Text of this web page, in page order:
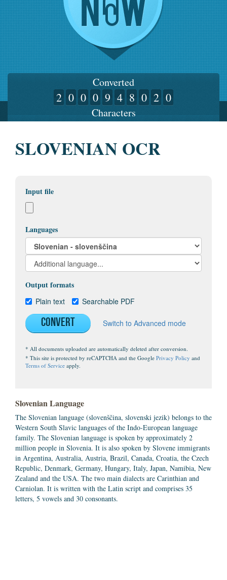
Converted
2 0 0 0 9 4 8 0 2 0
Characters
SLOVENIAN OCR
Input file
Languages
Output formats
Plain text Searchable PDF
Convert Switch to Advanced mode
* All documents uploaded are automatically deleted after conversion.
* This site is protected by reCAPTCHA and the Google Privacy Policy and
Terms of Service apply.
Slovenian Language
The Slovenian language (slovenščina, slovenski jezik) belongs to the
Western South Slavic languages of the Indo-European language
family. The Slovenian language is spoken by approximately 2
million people in Slovenia. It is also spoken by Slovene immigrants
in Argentina, Australia, Austria, Brazil, Canada, Croatia, the Czech
Republic, Denmark, Germany, Hungary, Italy, Japan, Namibia, New
Zealand and the USA. The two main dialects are Carinthian and
Carniolan. It is written with the Latin script and comprises 35
letters, 5 vowels and 30 consonants.